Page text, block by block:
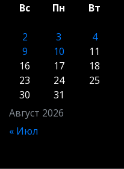
Август 2026
Вс Пн Вт
2
3 4
9
10 11
16
17 18
23
24 25
30
31
« Июл